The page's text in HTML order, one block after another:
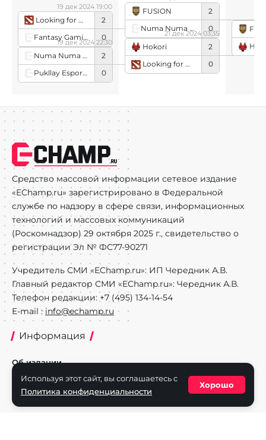
Looking for Org
2
Fantasy Gaming
0
19 дек 2024 19:00
Numa Numa Iei
2
Pukllay Esports
0
19 дек 2024 22:30
FUSION
2
Numa Numa Iei
0
Hokori
2
Looking for Org
0
21 дек 2024 03:35
Средство массовой информации сетевое издание
«EChamp.ru» зарегистрировано в Федеральной
службе по надзору в сфере связи, информационных
технологий и массовых коммуникаций
(Роскомнадзор) 29 октября 2025 г., свидетельство о
регистрации Эл № ФС77-90271
Учредитель СМИ «EChamp.ru»: ИП Чередник А.В.
Главный редактор СМИ «EChamp.ru»: Чередник А.В.
Телефон редакции: +7 (495) 134-14-54
E-mail : info@echamp.ru
Информация
Об издании
Реклама на портале
Политика конфиденциальности
Используя этот сайт, вы соглашаетесь с
Политика конфиденциальности
Хорошо